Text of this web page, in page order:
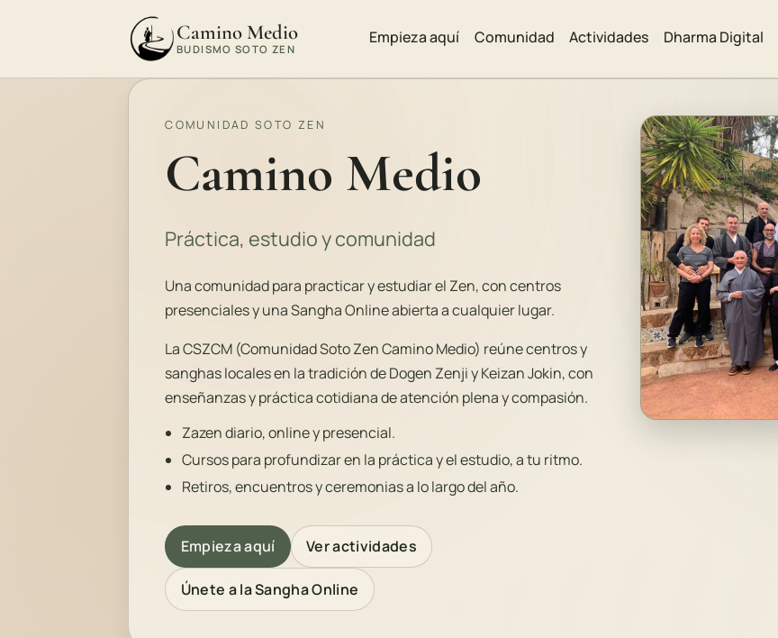
Camino Medio
BUDISMO SOTO ZEN
Empieza aquí Comunidad Actividades Dharma Digital
COMUNIDAD SOTO ZEN
Camino Medio
Práctica, estudio y comunidad
Una comunidad para practicar y estudiar el Zen, con centros
presenciales y una Sangha Online abierta a cualquier lugar.
La CSZCM (Comunidad Soto Zen Camino Medio) reúne centros y
sanghas locales en la tradición de Dogen Zenji y Keizan Jokin, con
enseñanzas y práctica cotidiana de atención plena y compasión.
Zazen diario, online y presencial.
Cursos para profundizar en la práctica y el estudio, a tu ritmo.
Retiros, encuentros y ceremonias a lo largo del año.
Empieza aquí Ver actividades
Únete a la Sangha Online